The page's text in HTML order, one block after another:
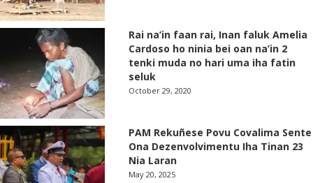
Rai na’in faan rai, Inan faluk Amelia
Cardoso ho ninia bei oan na’in 2
tenki muda no hari uma iha fatin
seluk
October 29, 2020
PAM Rekuñese Povu Covalima Sente
Ona Dezenvolvimentu Iha Tinan 23
Nia Laran
May 20, 2025